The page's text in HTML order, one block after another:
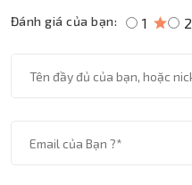
Đánh giá của bạn: 1 2